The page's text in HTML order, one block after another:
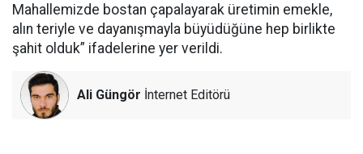
Mahallemizde bostan çapalayarak üretimin emekle,
alın teriyle ve dayanışmayla büyüdüğüne hep birlikte
şahit olduk” ifadelerine yer verildi.
Ali Güngör İnternet Editörü